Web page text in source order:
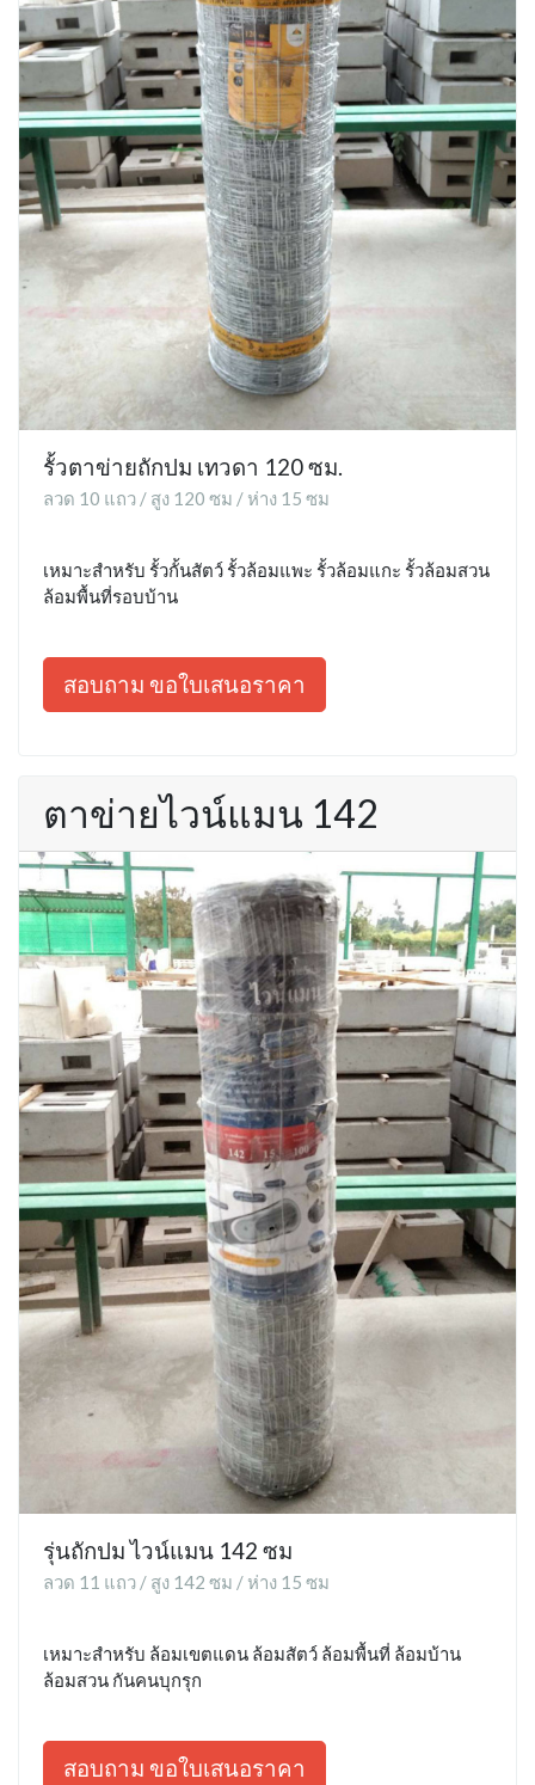
รั้วตาข่ายถักปม เทวดา 120 ซม.
ลวด 10 แถว / สูง 120 ซม / ห่าง 15 ซม
เหมาะสำหรับ รั้วกั้นสัตว์ รั้วล้อมแพะ รั้วล้อมแกะ รั้วล้อมสวน
ล้อมพื้นที่รอบบ้าน
สอบถาม ขอใบเสนอราคา
ตาข่ายไวน์แมน 142
รุ่นถักปม ไวน์แมน 142 ซม
ลวด 11 แถว / สูง 142 ซม / ห่าง 15 ซม
เหมาะสำหรับ ล้อมเขตแดน ล้อมสัตว์ ล้อมพื้นที่ ล้อมบ้าน
ล้อมสวน กันคนบุกรุก
สอบถาม ขอใบเสนอราคา